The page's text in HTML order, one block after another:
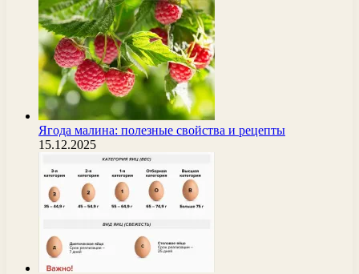
Ягода малина: полезные свойства и рецепты
15.12.2025